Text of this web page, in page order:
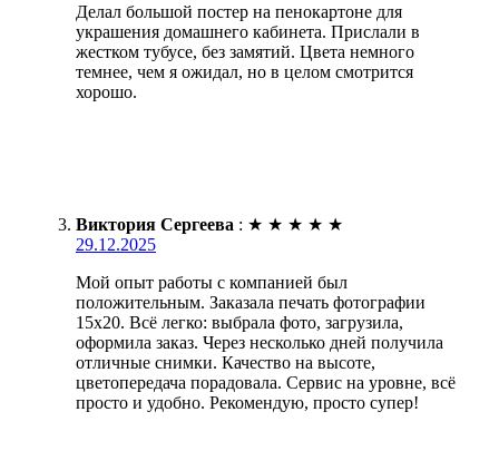
Делал большой постер на пенокартоне для
украшения домашнего кабинета. Прислали в
жестком тубусе, без замятий. Цвета немного
темнее, чем я ожидал, но в целом смотрится
хорошо.
Виктория Сергеева : ★ ★ ★ ★ ★
29.12.2025
Мой опыт работы с компанией был
положительным. Заказала печать фотографии
15х20. Всё легко: выбрала фото, загрузила,
оформила заказ. Через несколько дней получила
отличные снимки. Качество на высоте,
цветопередача порадовала. Сервис на уровне, всё
просто и удобно. Рекомендую, просто супер!